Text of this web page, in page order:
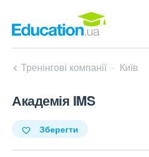
Тренінгові компанії Київ
Академія IMS
Зберегти